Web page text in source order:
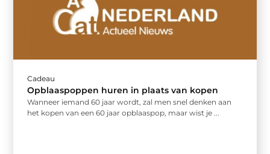
Cadeau
Opblaaspoppen huren in plaats van kopen
Wanneer iemand 60 jaar wordt, zal men snel denken aan
het kopen van een 60 jaar opblaaspop, maar wist je ...